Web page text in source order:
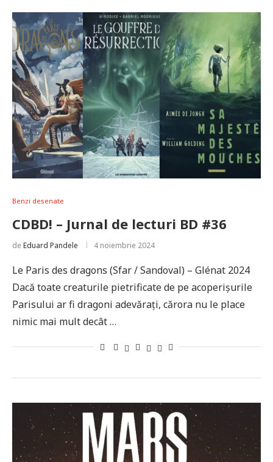
Benzi desenate
CDBD! – Jurnal de lecturi BD #36
de Eduard Pandele 4 noiembrie 2024
Le Paris des dragons (Sfar / Sandoval) – Glénat 2024
Dacă toate creaturile pietrificate de pe acoperișurile
Parisului ar fi dragoni adevărați, cărora nu le place
nimic mai mult decât …